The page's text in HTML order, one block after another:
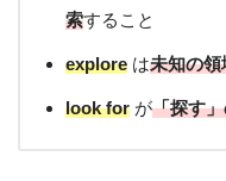
索すること
explore は未知の領
look for が「探す